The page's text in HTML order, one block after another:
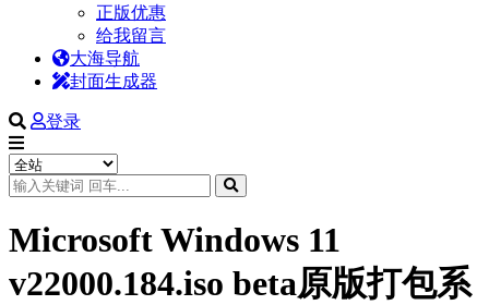
正版优惠
给我留言
大海导航
封面生成器
登录
Microsoft Windows 11
v22000.184.iso beta原版打包系